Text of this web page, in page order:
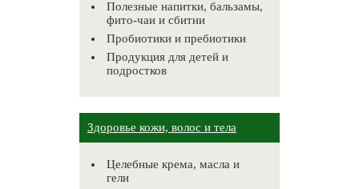
Полезные напитки, бальзамы,
фито-чаи и сбитни
Пробиотики и пребиотики
Продукция для детей и
подростков
Здоровье кожи, волос и тела
Целебные крема, масла и
гели